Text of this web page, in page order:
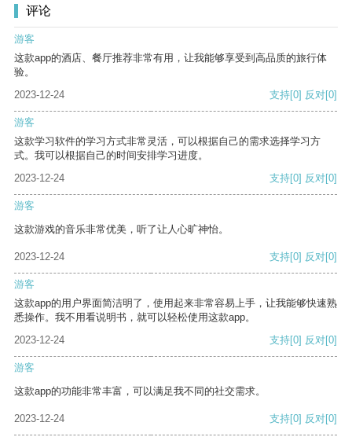
评论
游客
这款app的酒店、餐厅推荐非常有用，让我能够享受到高品质的旅行体
验。
2023-12-24
支持[0] 反对[0]
游客
这款学习软件的学习方式非常灵活，可以根据自己的需求选择学习方
式。我可以根据自己的时间安排学习进度。
2023-12-24
支持[0] 反对[0]
游客
这款游戏的音乐非常优美，听了让人心旷神怡。
2023-12-24 支持[0] 反对[0]
游客
这款app的用户界面简洁明了，使用起来非常容易上手，让我能够快速熟
悉操作。我不用看说明书，就可以轻松使用这款app。
2023-12-24
支持[0] 反对[0]
游客
这款app的功能非常丰富，可以满足我不同的社交需求。
2023-12-24 支持[0] 反对[0]